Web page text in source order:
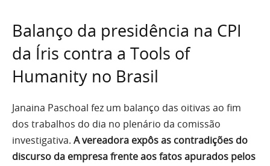
Balanço da presidência na CPI
da Íris contra a Tools of
Humanity no Brasil
Janaina Paschoal fez um balanço das oitivas ao fim
dos trabalhos do dia no plenário da comissão
investigativa. A vereadora expôs as contradições do
discurso da empresa frente aos fatos apurados pelos